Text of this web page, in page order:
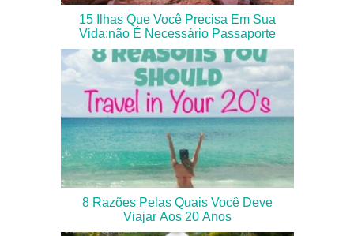
15 Ilhas Que Você Precisa Em Sua
Vida:não É Necessário Passaporte
8 Razões Pelas Quais Você Deve
Viajar Aos 20 Anos